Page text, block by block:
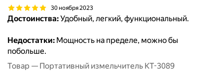
30 ноября 2023
Достоинства:Удобный, легкий, функциональный.
Недостатки: Мощность на пределе, можно бы
побольше.
Товар — Портативный измельчитель КТ-3089